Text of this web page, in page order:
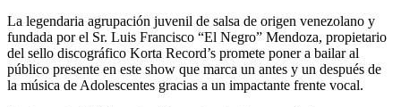
La legendaria agrupación juvenil de salsa de origen venezolano y
fundada por el Sr. Luis Francisco “El Negro” Mendoza, propietario
del sello discográfico Korta Record’s promete poner a bailar al
público presente en este show que marca un antes y un después de
la música de Adolescentes gracias a un impactante frente vocal.